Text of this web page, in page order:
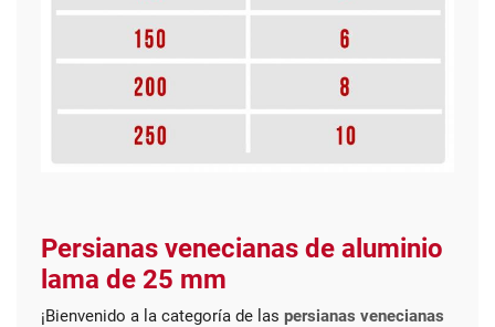
Persianas venecianas de aluminio
lama de 25 mm
¡Bienvenido a la categoría de las persianas venecianas